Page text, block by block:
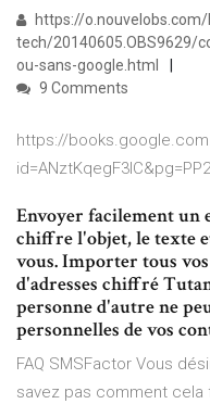
https://
tech/20140605.OBS9629/
ou-sans-google.html
9 Comments
https://
Envoyer facilement un
chiffre l'objet, le texte
vous. Importer tous
d'adresses chiffré
personne d'autre ne
personnelles de vos
FAQ SMSFactor Vous
savez pas comment cela